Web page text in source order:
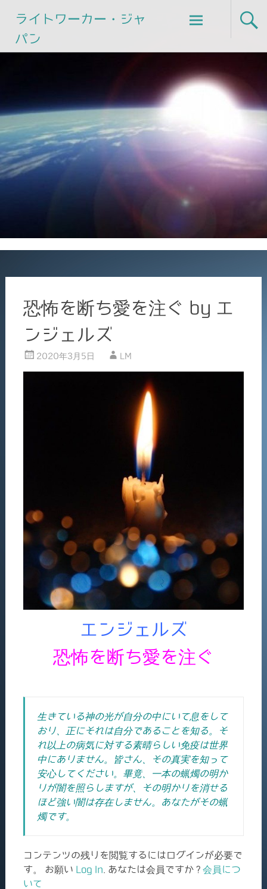
ライトワーカー・ジャ
パン
Skip
to
恐怖を断ち愛を注ぐ by エ
ンジェルズ
2020年3月5日 LM
エンジェルズ
恐怖を断ち愛を注ぐ
生きている神の光が自分の中にいて息をして
おり、正にそれは自分であることを知る。そ
れ以上の病気に対する素晴らしい免疫は世界
中にありません。皆さん、その真実を知って
安心してください。畢竟、一本の蝋燭の明か
りが闇を照らしますが、その明かりを消せる
ほど強い闇は存在しません。あなたがその蝋
燭です。
コンテンツの残りを閲覧するにはログインが必要で
す。 お願い Log In . あなたは会員ですか ? 会員につ
いて